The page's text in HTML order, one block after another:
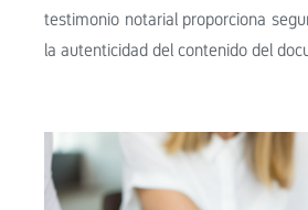
testimonio notarial proporciona
la autenticidad del contenido del